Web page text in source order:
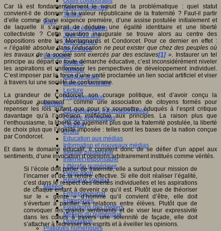
Sites ressources
Tutorat
Jeux
Jeu et éducation
Jeux 4/12 ans
Jeux sérieux
Jeux vidéo
Langages
Ecriture
Humour
Langue orale
Langues vivantes
Lecture
Programmation
Médias
Compétences informationnelles
Culture des médias
Curation
Droits
Education aux médias
Information et nouveaux médias
Identité numérique
Internet responsable
Littératie numérique
Publication
Réseaux sociaux
Métiers
Entrepreneuriat
Entreprises
Evolutions des métiers
Métiers du numérique
Orientation
Pratiques numériques
Car là est fondamentalement le nœud de la problématique : quel statut
convient-il de donner à la valeur républicaine de la fraternité ? Faut-il partir
d’elle comme d’une exigence première, d’une assise postulée initialement et
de laquelle il s’agirait de déduire une égalité identitaire et une liberté
collectiviste ? Cette question inaugurale se trouve alors au centre des
oppositions entre les Montagnards et Condorcet. Pour ce dernier en effet :
« l’égalité absolue dans l’éducation ne peut exister que chez des peuples où
les travaux de la société sont exercés par des esclaves[1]». Instaurer un tel
principe au départ de toute démarche éducative, c’est inconsidérément niveler
les aspirations et uniformiser les perspectives de développement individuel.
C’est imposer par la force d’une unité proclamée un lien social artificiel et viser
à travers lui une société de conformisme.
La grandeur de Condorcet, son courage politique, est d’avoir conçu la
république autrement : comme une association de citoyens formés pour
repenser les lois autant que pour s’y soumettre, éduqués à l’esprit critique
davantage qu’à l’adhésion irréfléchie aux principes. La raison plus que
l’enthousiasme, la liberté de jugement plus que la fraternité postulée, la liberté
de choix plus que l’égalité imposée : telles sont les bases de la nation conçue
par Condorcet.
Et dans le domaine éducatif, il convient donc de se défier d’un appel aux
sentiments, d’une invocation d’opinions arbitrairement institués comme vérités.
Si l’école doit parler de fraternité, elle a surtout pour mission de
l’incarner et de la rendre effective. Si elle doit réaliser l’égalité,
c’est dans le respect des libertés individuelles et les aspirations
de chaque enfant à devenir ce qu’il est. Plutôt que de théoriser
sur le « genre » d’homme qu’il convient d’être, elle doit
s’évertuer à pacifier les relations entre élèves. Plutôt que de
convoquer les grands sentiments et de viser leur expressivité
dans les cœurs à travers une solennité de façade, elle doit
s’attacher à redresser les esprits et à éveiller les opinions.